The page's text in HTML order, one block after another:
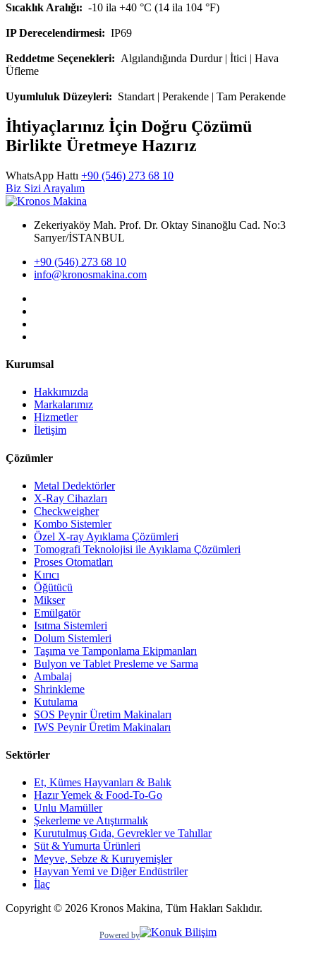
Sıcaklık Aralığı: -10 ila +40 °C (14 ila 104 °F)
IP Derecelendirmesi: IP69
Reddetme Seçenekleri: Algılandığında Durdur | İtici | Hava
Üfleme
Uyumluluk Düzeyleri: Standart | Perakende | Tam Perakende
İhtiyaçlarınız İçin Doğru Çözümü
Birlikte Üretmeye Hazırız
WhatsApp Hattı +90 (546) 273 68 10
Biz Sizi Arayalım
Zekeriyaköy Mah. Prof. Dr. Oktay Sinanoğlu Cad. No:3
Sarıyer/İSTANBUL
+90 (546) 273 68 10
info@kronosmakina.com
Kurumsal
Hakkımızda
Markalarımız
Hizmetler
İletişim
Çözümler
Metal Dedektörler
X-Ray Cihazları
Checkweigher
Kombo Sistemler
Özel X-ray Ayıklama Çözümleri
Tomografi Teknolojisi ile Ayıklama Çözümleri
Proses Otomatları
Kırıcı
Öğütücü
Mikser
Emülgatör
Isıtma Sistemleri
Dolum Sistemleri
Taşıma ve Tamponlama Ekipmanları
Bulyon ve Tablet Presleme ve Sarma
Ambalaj
Shrinkleme
Kutulama
SOS Peynir Üretim Makinaları
IWS Peynir Üretim Makinaları
Sektörler
Et, Kümes Hayvanları & Balık
Hazır Yemek & Food-To-Go
Unlu Mamüller
Şekerleme ve Atıştırmalık
Kurutulmuş Gıda, Gevrekler ve Tahıllar
Süt & Yumurta Ürünleri
Meyve, Sebze & Kuruyemişler
Hayvan Yemi ve Diğer Endüstriler
İlaç
Copyright © 2026 Kronos Makina, Tüm Hakları Saklıdır.
Powered by